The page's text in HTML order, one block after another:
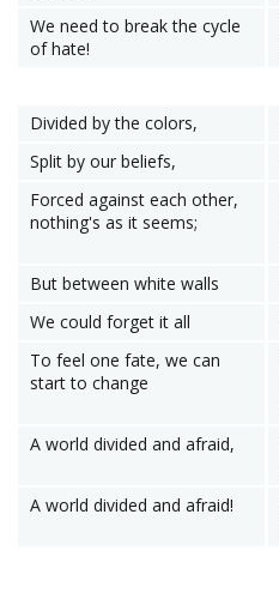
We need to break the cycle
of hate!
Divided by the colors,
Split by our beliefs,
Forced against each other,
nothing's as it seems;
But between white walls
We could forget it all
To feel one fate, we can
start to change
A world divided and afraid,
A world divided and afraid!